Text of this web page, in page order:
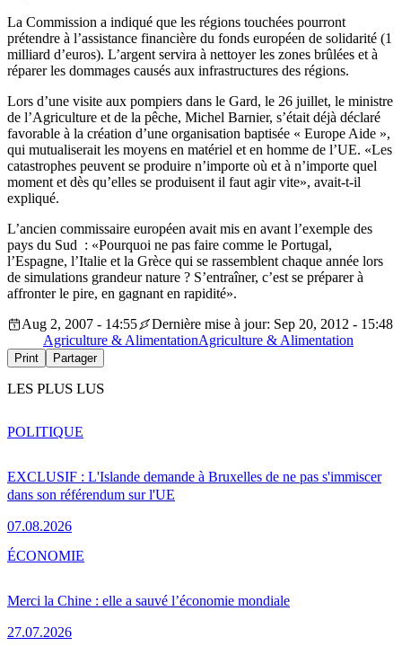
La Commission a indiqué que les régions touchées pourront
prétendre à l’assistance financière du fonds européen de solidarité (1
milliard d’euros). L’argent servira à nettoyer les zones brûlées et à
réparer les dommages causés aux infrastructures des régions.
Lors d’une visite aux pompiers dans le Gard, le 26 juillet, le ministre
de l’Agriculture et de la pêche, Michel Barnier, s’était déjà déclaré
favorable à la création d’une organisation baptisée « Europe Aide »,
qui mutualiserait les moyens en matériel et en homme de l’UE. «Les
catastrophes peuvent se produire n’importe où et à n’importe quel
moment et dès qu’elles se produisent il faut agir vite», avait-t-il
expliqué.
L’ancien commissaire européen avait mis en avant l’exemple des
pays du Sud : «Pourquoi ne pas faire comme le Portugal,
l’Espagne, l’Italie et la Grèce qui se rassemblent chaque année lors
de simulations grandeur nature ? S’entraîner, c’est se préparer à
affronter le pire, en gagnant en rapidité».
Aug 2, 2007 - 14:55
Dernière mise à jour: Sep 20, 2012 - 15:48
Agriculture & AlimentationAgriculture & Alimentation
Print Partager
LES PLUS LUS
EXCLUSIF : L'Islande demande à Bruxelles de ne pas s'immiscer
dans son référendum sur l'UE
07.08.2026
POLITIQUE
Merci la Chine : elle a sauvé l’économie mondiale
27.07.2026
ÉCONOMIE